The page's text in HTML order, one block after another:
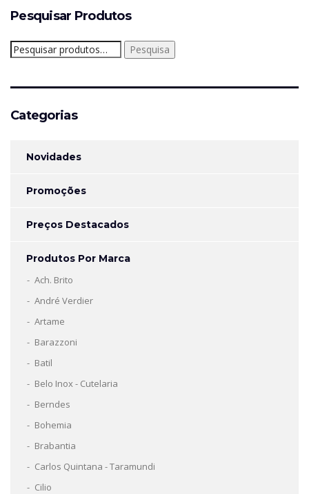
Pesquisar Produtos
Pesquisar
por:
Pesquisa
Categorias
Novidades
Promoções
Preços Destacados
Produtos Por Marca
Ach. Brito
André Verdier
Artame
Barazzoni
Batil
Belo Inox - Cutelaria
Berndes
Bohemia
Brabantia
Carlos Quintana - Taramundi
Cilio